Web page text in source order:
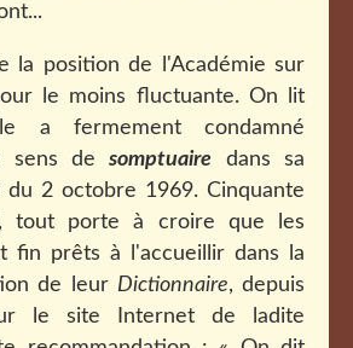
la position de l'Académie sur
le moins fluctuante. On lit
a fermement condamné
sens desomptuaire dans sa
du 2 octobre 1969. Cinquante
tout porte à croire que les
fin prêts à l'accueillir dans la
de leur Dictionnaire, depuis
le site Internet de ladite